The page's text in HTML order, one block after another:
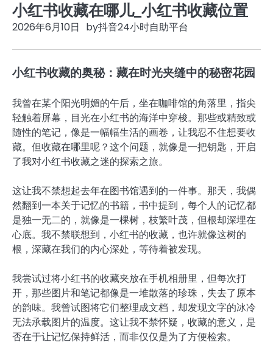
小红书收藏在哪儿_小红书收藏位置
2026年6月10日 by抖音24小时自助平台
小红书收藏的奥秘：藏在时光夹缝中的秘密花园
我曾在某个阳光明媚的午后，坐在咖啡馆的角落里，指尖
轻触着屏幕，目光在小红书的海洋中穿梭。那些或精致或
随性的笔记，像是一幅幅生活的画卷，让我忍不住想要收
藏。但收藏在哪里呢？这个问题，就像是一把钥匙，开启
了我对小红书收藏之迷的探索之旅。
这让我不禁想起去年在图书馆遇到的一件事。那天，我偶
然翻到一本关于记忆的书籍，书中提到，每个人的记忆都
是独一无二的，就像是一棵树，枝繁叶茂，但根却深埋在
心底。我不禁联想到，小红书的收藏，也许就像这树的
根，深藏在我们的内心深处，等待着被发现。
我尝试过将小红书的收藏夹放在手机相册里，但每次打
开，那些图片和笔记都像是一堆散落的珍珠，失去了原本
的韵味。我曾试图将它们整理成文档，却发现文字的冰冷
无法承载图片的温度。这让我不禁怀疑，收藏的意义，是
否在于让记忆保持鲜活，而非仅仅是为了方便检索。